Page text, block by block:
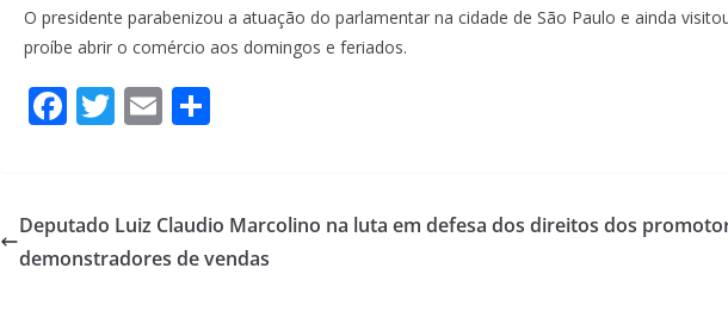
O presidente parabenizou a atuação do parlamentar na cidade de São Paulo e ainda
proíbe abrir o comércio aos domingos e feriados.
F
b
o
T
er
E
l e
Deputado Luiz Claudio Marcolino na luta em defesa dos direitos dos
demonstradores de vendas